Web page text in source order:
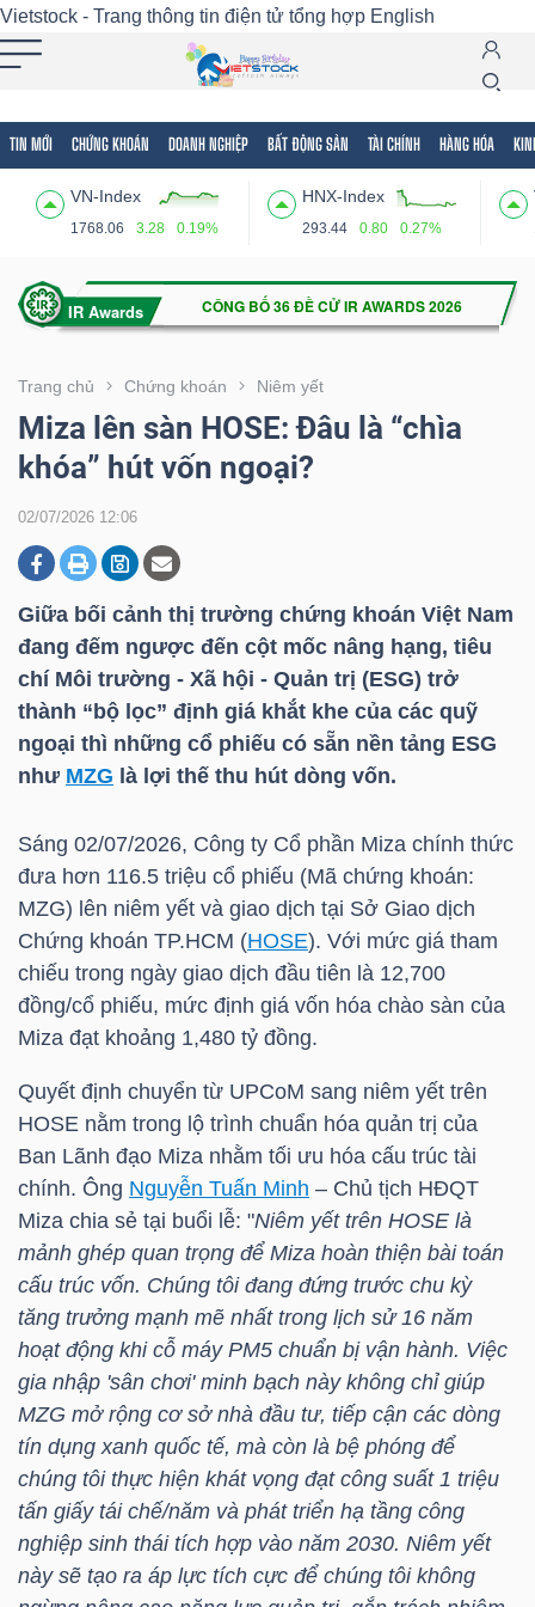
Vietstock - Trang thông tin điện tử tổng hợp English
TIN MỚI CHỨNG KHOÁN DOANH NGHIỆP BẤT ĐỘNG SẢN TÀI CHÍNH HÀNG HÓA
VN-Index
1768.06 3.28 0.19%
HNX-Index
293.44 0.80 0.27%
Trang chủ Chứng khoán Niêm yết
Miza lên sàn HOSE: Đâu là “chìa
khóa” hút vốn ngoại?
02/07/2026 12:06
Giữa bối cảnh thị trường chứng khoán Việt Nam
đang đếm ngược đến cột mốc nâng hạng, tiêu
chí Môi trường - Xã hội - Quản trị (ESG) trở
thành “bộ lọc” định giá khắt khe của các quỹ
ngoại thì những cổ phiếu có sẵn nền tảng ESG
như MZG là lợi thế thu hút dòng vốn.
Sáng 02/07/2026, Công ty Cổ phần Miza chính thức
đưa hơn 116.5 triệu cổ phiếu (Mã chứng khoán:
MZG) lên niêm yết và giao dịch tại Sở Giao dịch
Chứng khoán TP.HCM (HOSE). Với mức giá tham
chiếu trong ngày giao dịch đầu tiên là 12,700
đồng/cổ phiếu, mức định giá vốn hóa chào sàn của
Miza đạt khoảng 1,480 tỷ đồng.
Quyết định chuyển từ UPCoM sang niêm yết trên
HOSE nằm trong lộ trình chuẩn hóa quản trị của
Ban Lãnh đạo Miza nhằm tối ưu hóa cấu trúc tài
chính. Ông Nguyễn Tuấn Minh – Chủ tịch HĐQT
Miza chia sẻ tại buổi lễ: "Niêm yết trên HOSE là
mảnh ghép quan trọng để Miza hoàn thiện bài toán
cấu trúc vốn. Chúng tôi đang đứng trước chu kỳ
tăng trưởng mạnh mẽ nhất trong lịch sử 16 năm
hoạt động khi cỗ máy PM5 chuẩn bị vận hành. Việc
gia nhập 'sân chơi' minh bạch này không chỉ giúp
MZG mở rộng cơ sở nhà đầu tư, tiếp cận các dòng
tín dụng xanh quốc tế, mà còn là bệ phóng để
chúng tôi thực hiện khát vọng đạt công suất 1 triệu
tấn giấy tái chế/năm và phát triển hạ tầng công
nghiệp sinh thái tích hợp vào năm 2030. Niêm yết
này sẽ tạo ra áp lực tích cực để chúng tôi không
Tất cả Tính năng Ngành Mã chứng khoán
Tính
(-)
VIETSTOCK
CHỨNG
DOANH
NGHIỆP
TÀI
CHÍNH
HÀNG
HÓA
KINH
TẾ
THẾ
GIỚI
ĐÔNG
DƯƠNG